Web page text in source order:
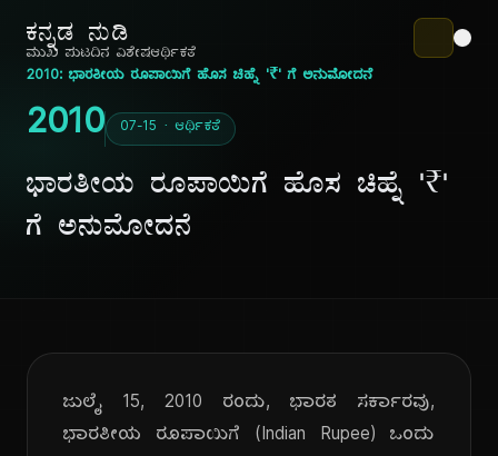
ಕನ್ನಡ ನುಡಿ
ಮುಖ ಪುಟದಿನ ವಿಶೇಷಆರ್ಥಿಕತೆ
2010: ಭಾರತೀಯ ರೂಪಾಯಿಗೆ ಹೊಸ ಚಿಹ್ನೆ '₹' ಗೆ ಅನುಮೋದನೆ
2010 07-15 · ಆರ್ಥಿಕತೆ
ಭಾರತೀಯ ರೂಪಾಯಿಗೆ ಹೊಸ ಚಿಹ್ನೆ '₹'
ಗೆ ಅನುಮೋದನೆ
ಜುಲೈ 15, 2010 ರಂದು, ಭಾರತ ಸರ್ಕಾರವು,
ಭಾರತೀಯ ರೂಪಾಯಿಗೆ (Indian Rupee) ಒಂದು